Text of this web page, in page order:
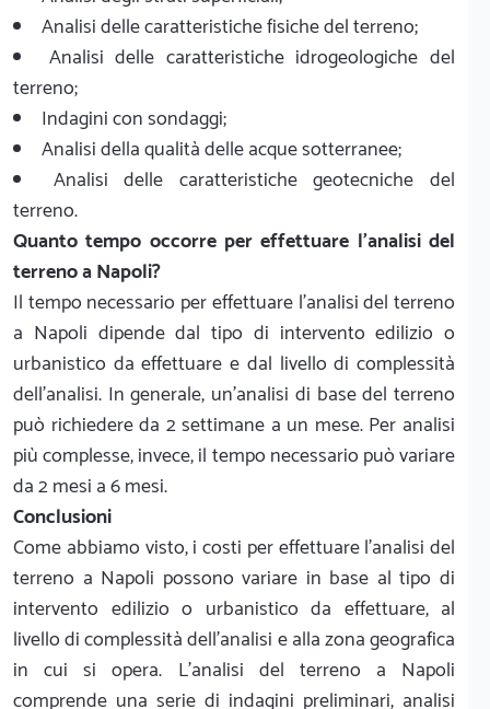
Analisi delle caratteristiche fisiche del terreno;
Analisi delle caratteristiche idrogeologiche del
terreno;
Indagini con sondaggi;
Analisi della qualità delle acque sotterranee;
Analisi delle caratteristiche geotecniche del
terreno.
Quanto tempo occorre per effettuare l'analisi del
terreno a Napoli?
Il tempo necessario per effettuare l’analisi del terreno
a Napoli dipende dal tipo di intervento edilizio o
urbanistico da effettuare e dal livello di complessità
dell’analisi. In generale, un’analisi di base del terreno
può richiedere da 2 settimane a un mese. Per analisi
più complesse, invece, il tempo necessario può variare
da 2 mesi a 6 mesi.
Conclusioni
Come abbiamo visto, i costi per effettuare l'analisi del
terreno a Napoli possono variare in base al tipo di
intervento edilizio o urbanistico da effettuare, al
livello di complessità dell’analisi e alla zona geografica
in cui si opera. L'analisi del terreno a Napoli
comprende una serie di indagini preliminari, analisi